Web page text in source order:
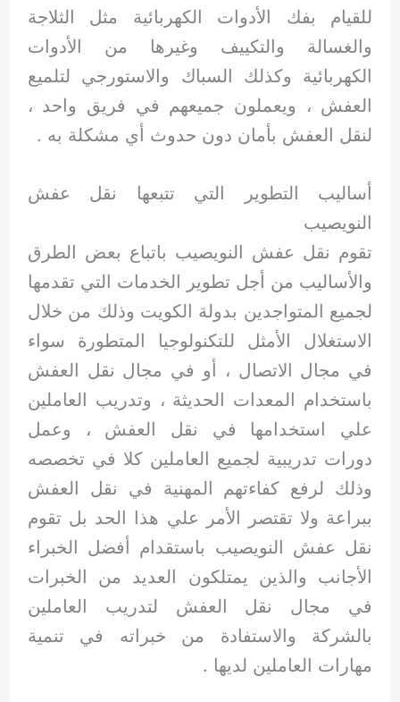
للقيام بفك الأدوات الكهربائية مثل الثلاجة
والغسالة والتكييف وغيرها من الأدوات
الكهربائية وكذلك السباك والاستورجي لتلميع
العفش ، ويعملون جميعهم في فريق واحد ،
لنقل العفش بأمان دون حدوث أي مشكلة به .
أساليب التطوير التي تتبعها نقل عفش
النويصيب
تقوم نقل عفش النويصيب باتباع بعض الطرق
والأساليب من أجل تطوير الخدمات التي تقدمها
لجميع المتواجدين بدولة الكويت وذلك من خلال
الاستغلال الأمثل للتكنولوجيا المتطورة سواء
في مجال الاتصال ، أو في مجال نقل العفش
باستخدام المعدات الحديثة ، وتدريب العاملين
علي استخدامها في نقل العفش ، وعمل
دورات تدريبية لجميع العاملين كلا في تخصصه
وذلك لرفع كفاءتهم المهنية في نقل العفش
ببراعة ولا تقتصر الأمر علي هذا الحد بل تقوم
نقل عفش النويصيب باستقدام أفضل الخبراء
الأجانب والذين يمتلكون العديد من الخبرات
في مجال نقل العفش لتدريب العاملين
بالشركة والاستفادة من خبراته في تنمية
مهارات العاملين لديها .